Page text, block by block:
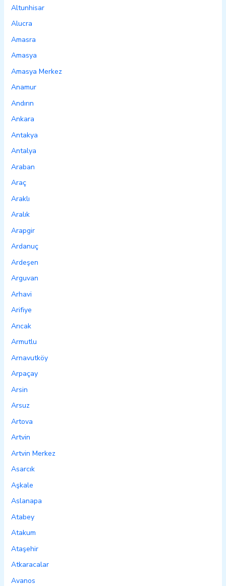
Altunhisar
Alucra
Amasra
Amasya
Amasya Merkez
Anamur
Andırın
Ankara
Antakya
Antalya
Araban
Araç
Araklı
Aralık
Arapgir
Ardanuç
Ardeşen
Arguvan
Arhavi
Arifiye
Arıcak
Armutlu
Arnavutköy
Arpaçay
Arsin
Arsuz
Artova
Artvin
Artvin Merkez
Asarcık
Aşkale
Aslanapa
Atabey
Atakum
Ataşehir
Atkaracalar
Avanos